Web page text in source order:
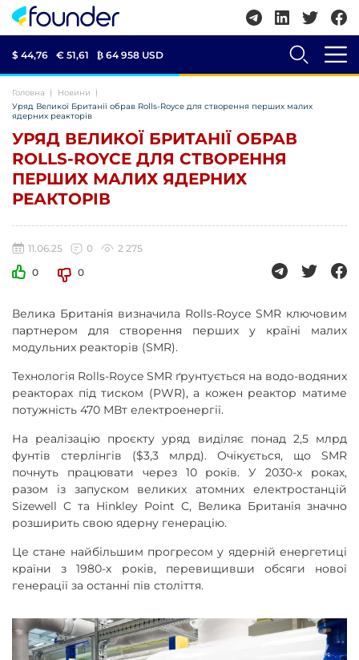
$ 44,76 € 51,61 ₿ 64 958 USD
Головна
Новини
Уряд Великої Британії обрав Rolls-Royce для створення перших малих
ядерних реакторів
УРЯД ВЕЛИКОЇ БРИТАНІЇ ОБРАВ
ROLLS-ROYCE ДЛЯ СТВОРЕННЯ
ПЕРШИХ МАЛИХ ЯДЕРНИХ
РЕАКТОРІВ
11.06.25 0
2 275
0
0
Велика Британія визначила Rolls-Royce SMR ключовим
партнером для створення перших у країні малих
модульних реакторів (SMR).
Технологія Rolls-Royce SMR ґрунтується на водо-водяних
реакторах під тиском (PWR), а кожен реактор матиме
потужність 470 МВт електроенергії.
На реалізацію проєкту уряд виділяє понад 2,5 млрд
фунтів стерлінгів ($3,3 млрд). Очікується, що SMR
почнуть працювати через 10 років. У 2030-х роках,
разом із запуском великих атомних електростанцій
Sizewell C та Hinkley Point C, Велика Британія значно
розширить свою ядерну генерацію.
Це стане найбільшим прогресом у ядерній енергетиці
країни з 1980-х років, перевищивши обсяги нової
генерації за останні пів століття.